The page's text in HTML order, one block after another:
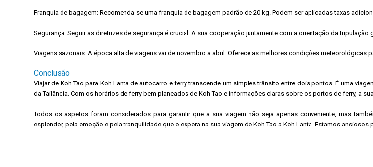
Franquia de bagagem: Recomenda-se uma franquia de bagagem padrão de 20 kg. Podem ser aplicadas taxas
Segurança: Seguir as diretrizes de segurança é crucial. A sua cooperação juntamente com a orientação da tripulação
Viagens sazonais: A época alta de viagens vai de novembro a abril. Oferece as melhores condições meteorológicas
Conclusão
Viajar de Koh Tao para Koh Lanta de autocarro e ferry transcende um simples trânsito entre dois pontos. É uma
da Tailândia. Com os horários de ferry bem planeados de Koh Tao e informações claras sobre os portos de ferry, a
Todos os aspetos foram considerados para garantir que a sua viagem não seja apenas conveniente, mas
esplendor, pela emoção e pela tranquilidade que o espera na sua viagem de Koh Tao a Koh Lanta. Estamos